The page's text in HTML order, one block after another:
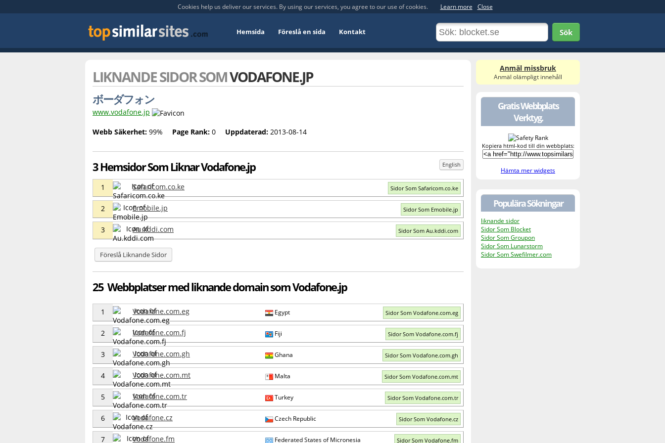
Cookies help us deliver our services. By using our services, you agree to our use of cookies. Learn more Close
Hemsida Föreslå en sida Kontakt Sök
LIKNANDE SIDOR SOMVODAFONE.JP
ボーダフォン
www.vodafone.jp
Webb Säkerhet: 99% Page Rank: 0 Uppdaterad: 2013-08-14
3 Hemsidor Som Liknar Vodafone.jp English
1 Safaricom.co.ke Sidor Som Safaricom.co.ke
2 Emobile.jp Sidor Som Emobile.jp
3 Au.kddi.com Sidor Som Au.kddi.com
Föreslå Liknande Sidor
25 Webbplatser med liknande domain som Vodafone.jp
1 Vodafone.com.eg Egypt Sidor Som Vodafone.com.eg
2 Vodafone.com.fj Fiji Sidor Som Vodafone.com.fj
3 Vodafone.com.gh Ghana Sidor Som Vodafone.com.gh
4 Vodafone.com.mt Malta Sidor Som Vodafone.com.mt
5 Vodafone.com.tr Turkey Sidor Som Vodafone.com.tr
6 Vodafone.cz Czech Republic Sidor Som Vodafone.cz
7 Vodafone.fm Federated States of Micronesia Sidor Som Vodafone.fm
Anmäl missbruk
Anmäl olämpligt innehåll
Gratis Webbplats
Verktyg.
Kopiera html-kod till din webbplats:
Hämta mer widgets
Populära Sökningar
liknande sidor
Sidor Som Blocket
Sidor Som Groupon
Sidor Som Lunarstorm
Sidor Som Swefilmer.com